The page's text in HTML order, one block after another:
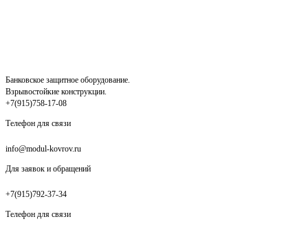
Банковское защитное оборудование.
Взрывостойкие конструкции.
+7(915)758-17-08
Телефон для связи
info@modul-kovrov.ru
Для заявок и обращений
+7(915)792-37-34
Телефон для связи